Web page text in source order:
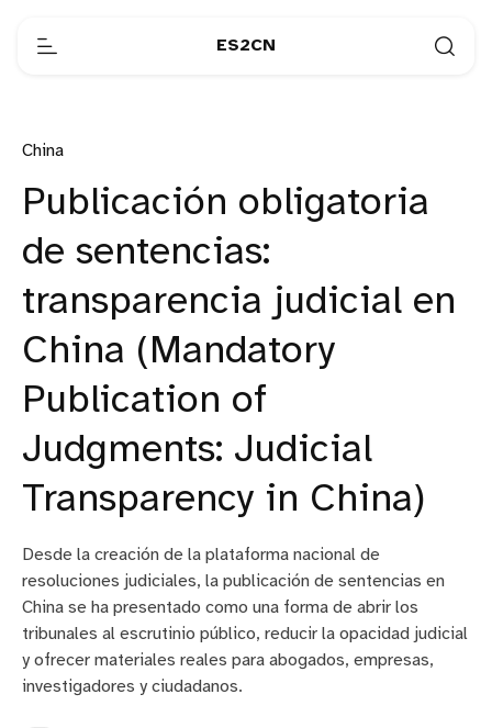
ES2CN
China
Publicación obligatoria
de sentencias:
transparencia judicial en
China (Mandatory
Publication of
Judgments: Judicial
Transparency in China)
Desde la creación de la plataforma nacional de
resoluciones judiciales, la publicación de sentencias en
China se ha presentado como una forma de abrir los
tribunales al escrutinio público, reducir la opacidad judicial
y ofrecer materiales reales para abogados, empresas,
investigadores y ciudadanos.